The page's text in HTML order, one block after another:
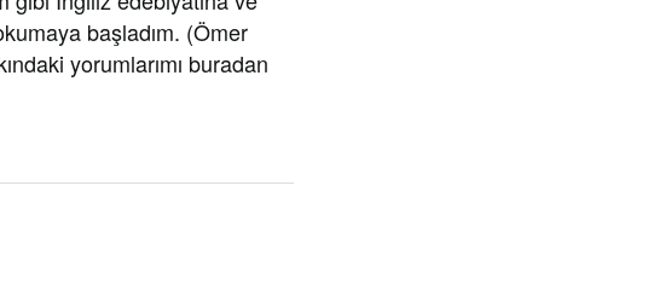
başladım. (Ömer
yorumlarımı buradan